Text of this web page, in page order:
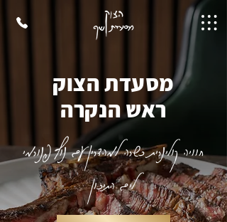
מסעדת הצוק
ראש הנקרה
חוויה קולינרית כשרה למהדרין עם נוף פנורמי
לים התיכון